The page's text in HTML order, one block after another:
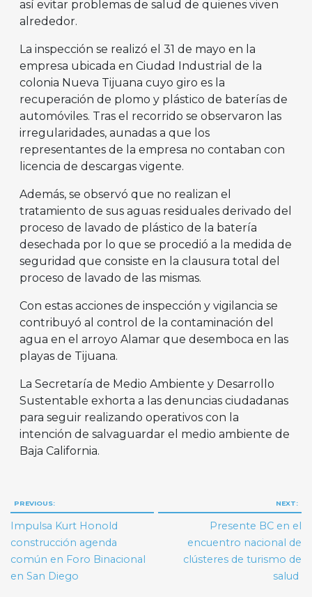
así evitar problemas de salud de quienes viven
alrededor.
La inspección se realizó el 31 de mayo en la
empresa ubicada en Ciudad Industrial de la
colonia Nueva Tijuana cuyo giro es la
recuperación de plomo y plástico de baterías de
automóviles. Tras el recorrido se observaron las
irregularidades, aunadas a que los
representantes de la empresa no contaban con
licencia de descargas vigente.
Además, se observó que no realizan el
tratamiento de sus aguas residuales derivado del
proceso de lavado de plástico de la batería
desechada por lo que se procedió a la medida de
seguridad que consiste en la clausura total del
proceso de lavado de las mismas.
Con estas acciones de inspección y vigilancia se
contribuyó al control de la contaminación del
agua en el arroyo Alamar que desemboca en las
playas de Tijuana.
La Secretaría de Medio Ambiente y Desarrollo
Sustentable exhorta a las denuncias ciudadanas
para seguir realizando operativos con la
intención de salvaguardar el medio ambiente de
Baja California.
Navegación
de
entradas
PREVIOUS:
Impulsa Kurt Honold
construcción agenda
común en Foro Binacional
en San Diego
NEXT:
Presente BC en el
encuentro nacional de
clústeres de turismo de
salud